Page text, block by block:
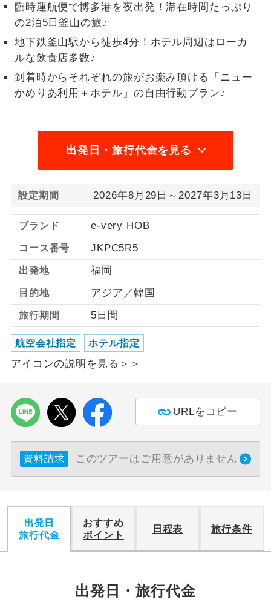
臨時運航便で博多港を夜出発！滞在時間たっぷり
の2泊5日釜山の旅♪
地下鉄釜山駅から徒歩4分！ホテル周辺はローカ
ルな飲食店多数♪
到着時からそれぞれの旅がお楽み頂ける「ニュー
かめりあ利用＋ホテル」の自由行動プラン♪
出発日・旅行代金を見る
設定期間 2026年8月29日～2027年3月13日
ブランド e-very HOB
コース番号 JKPC5R5
出発地 福岡
目的地 アジア／韓国
旅行期間 5日間
航空会社指定 ホテル指定
アイコンの説明を見る＞＞
URLをコピー
資料請求 このツアーはご用意がありません
出発日
旅行代金
おすすめ
ポイント
日程表 旅行条件
出発日・旅行代金
加限定
スです。
1名様1室同代
金
1名様1室利用でも追加料金がかからない
ご夫婦限定
ご夫婦限定でご参加いただけるコースで
す。
女性限定でご参加いただけるコースで
す。
ご参加にあたり年齢に制限があるコース
です。
航空会社指定
利用航空会社が指定なので、ご出発の計
ホテル指定
ご紹介するホテルを指定したコースで
す。